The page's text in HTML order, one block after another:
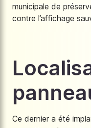
municipale de
contre l’affichage
Ce dernier a été